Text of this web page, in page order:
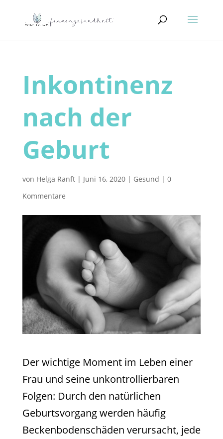
Inkontinenz
nach der
Geburt
von Helga Ranft| Juni 16, 2020| Gesund | 0
Kommentare
Der wichtige Moment im Leben einer
Frau und seine unkontrollierbaren
Folgen: Durch den natürlichen
Geburtsvorgang werden häufig
Beckenbodenschäden verursacht, jede